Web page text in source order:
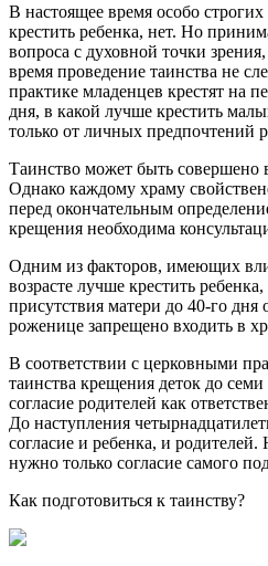
В настоящее время особо строгих
крестить ребенка, нет. Но
вопроса с духовной точки
время проведение таинства не
практике младенцев крестят на
дня, в какой лучше крестить
только от личных предпочтений
Таинство может быть совершено
Однако каждому храму
перед окончательным
крещения необходима
Одним из факторов, имеющих
возрасте лучше крестить
присутствия матери до 40-го дня
роженице запрещено входить в
В соответствии с церковными
таинства крещения деток до семи
согласие родителей как
До наступления
согласие и ребенка, и
нужно только согласие самого
Как подготовиться к таинству?